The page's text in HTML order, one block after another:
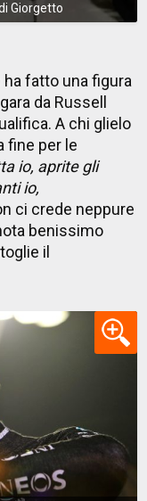
Giorgetto
fatto una figura
da Russell
A chi glielo
fine per le
io, aprite gli
io,
ci crede neppure
benissimo
il